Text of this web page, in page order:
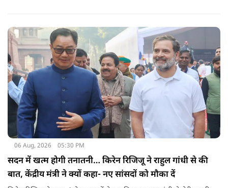
06 Aug, 2026 05:30 PM
सदन में खत्म होगी तनातनी… किरेन रिजिजू ने राहुल गांधी से की
बात, केंद्रीय मंत्री ने क्यों कहा- नए सांसदों को मौका दें